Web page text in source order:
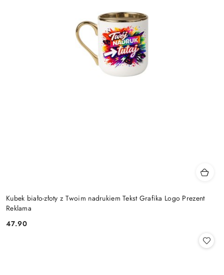
Kubek biało-złoty z Twoim nadrukiem Tekst Grafika Logo Prezent
Reklama
Cena:
47.90